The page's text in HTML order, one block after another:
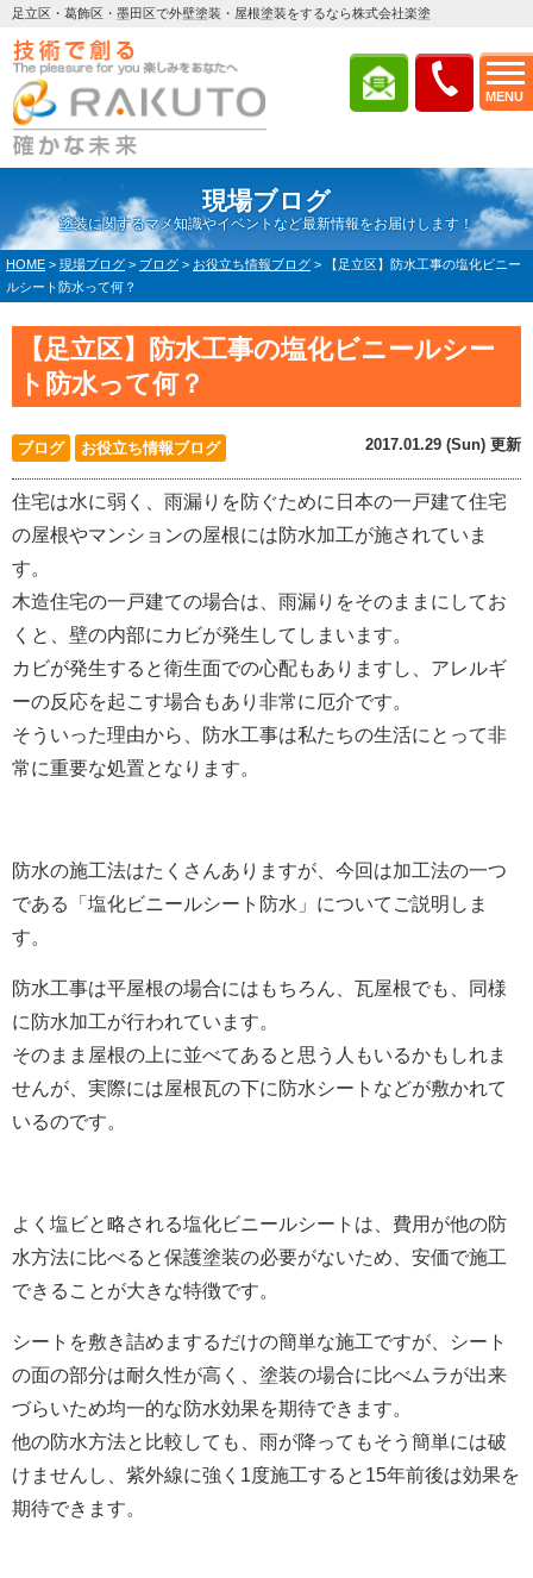
MENU
足立区・葛飾区・墨田区で外壁塗装・屋根塗装をするなら株式会社楽塗
現場ブログ
塗装に関するマメ知識やイベントなど最新情報をお届けします！
HOME > 現場ブログ > ブログ > お役立ち情報ブログ >
【足立区】防水工事の塩化ビニー
ルシート防水って何？
【足立区】防水工事の塩化ビニールシー
ト防水って何？
ブログ お役立ち情報ブログ 2017.01.29 (Sun) 更新
住宅は水に弱く、雨漏りを防ぐために日本の一戸建て住宅
の屋根やマンションの屋根には防水加工が施されていま
す。
木造住宅の一戸建ての場合は、雨漏りをそのままにしてお
くと、壁の内部にカビが発生してしまいます。
カビが発生すると衛生面での心配もありますし、アレルギ
ーの反応を起こす場合もあり非常に厄介です。
そういった理由から、防水工事は私たちの生活にとって非
常に重要な処置となります。
防水の施工法はたくさんありますが、今回は加工法の一つ
である「塩化ビニールシート防水」についてご説明しま
す。
防水工事は平屋根の場合にはもちろん、瓦屋根でも、同様
に防水加工が行われています。
そのまま屋根の上に並べてあると思う人もいるかもしれま
せんが、実際には屋根瓦の下に防水シートなどが敷かれて
いるのです。
よく塩ビと略される塩化ビニールシートは、費用が他の防
水方法に比べると保護塗装の必要がないため、安価で施工
できることが大きな特徴です。
シートを敷き詰めまするだけの簡単な施工ですが、シート
の面の部分は耐久性が高く、塗装の場合に比べムラが出来
づらいため均一的な防水効果を期待できます。
他の防水方法と比較しても、雨が降ってもそう簡単には破
けませんし、紫外線に強く1度施工すると15年前後は効果を
期待できます。